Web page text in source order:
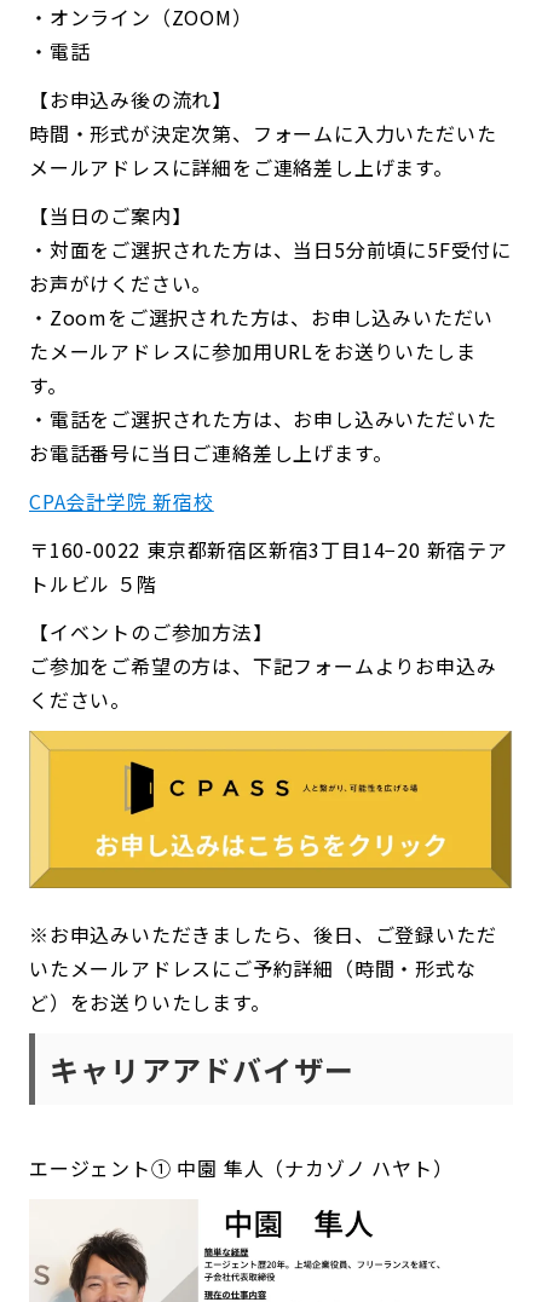
・オンライン（ZOOM）
・電話
【お申込み後の流れ】
時間・形式が決定次第、フォームに入力いただいた
メールアドレスに詳細をご連絡差し上げます。
【当日のご案内】
・対面をご選択された方は、当日5分前頃に5F受付に
お声がけください。
・Zoomをご選択された方は、お申し込みいただい
たメールアドレスに参加用URLをお送りいたしま
す。
・電話をご選択された方は、お申し込みいただいた
お電話番号に当日ご連絡差し上げます。
CPA会計学院 新宿校
〒160-0022 東京都新宿区新宿3丁目14−20 新宿テア
トルビル ５階
【イベントのご参加方法】
ご参加をご希望の方は、下記フォームよりお申込み
ください。
※お申込みいただきましたら、後日、ご登録いただ
いたメールアドレスにご予約詳細（時間・形式な
ど）をお送りいたします。
キャリアアドバイザー
エージェント① 中園 隼人（ナカゾノ ハヤト）